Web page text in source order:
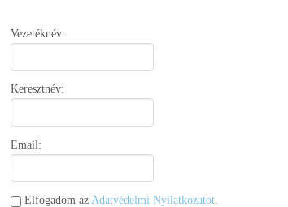
Vezetéknév:
Keresztnév:
Email:
Elfogadom azAdatvédelmi Nyilatkozatot.